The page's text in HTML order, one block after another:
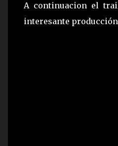
A continuacion el
interesante producción